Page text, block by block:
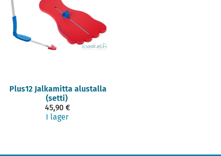
Plus12 Jalkamitta alustalla
(setti)
45,90 €
I lager